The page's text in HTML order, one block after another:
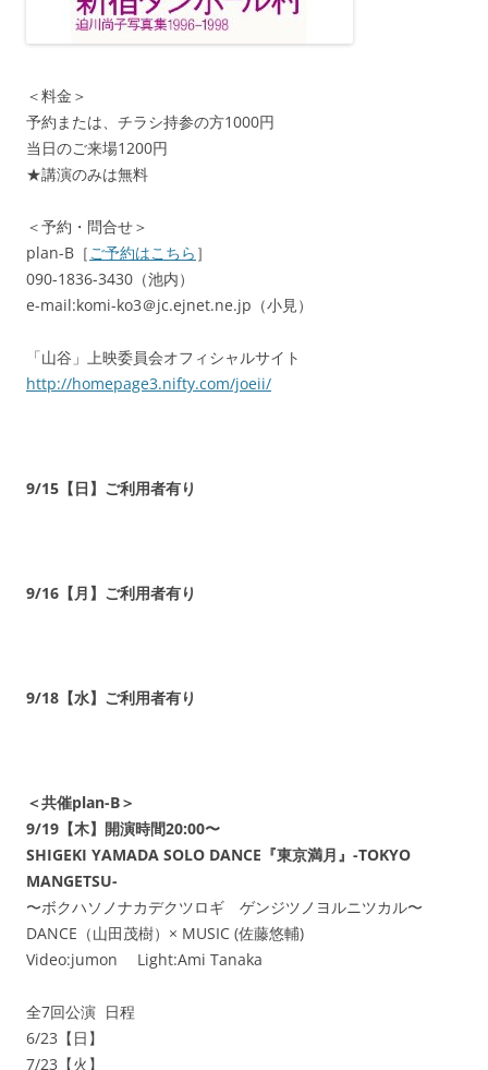
＜料金＞
予約または、チラシ持参の方1000円
当日のご来場1200円
★講演のみは無料
＜予約・問合せ＞
plan-B［ご予約はこちら ］
090-1836-3430（池内）
e-mail:komi-ko3＠jc.ejnet.ne.jp（小見）
「山谷」上映委員会オフィシャルサイト
http://homepage3.nifty.com/joeii/
9/15【日】ご利用者有り
9/16【月】ご利用者有り
9/18【水】ご利用者有り
＜共催plan-B＞
9/19【木】開演時間20:00〜
SHIGEKI YAMADA SOLO DANCE『東京満月』-TOKYO
MANGETSU-
〜ボクハソノナカデクツロギ ゲンジツノヨルニツカル〜
DANCE（山田茂樹）× MUSIC (佐藤悠輔)
Video:jumon Light:Ami Tanaka
全7回公演 日程
6/23【日】
7/23【火】